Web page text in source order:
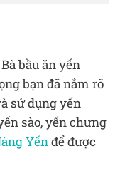
bầu ăn yến
bạn đã nắm rõ
sử dụng yến
sào, yến chưng
Yếnđể được